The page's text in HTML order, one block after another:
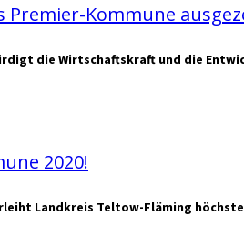
Premier-Kommune
die Wirtschaftskraft und die
2020!
Landkreis Teltow-Fläming höchste